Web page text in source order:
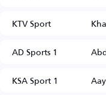
KTV Sport
AD Sports 1
KSA Sport 1